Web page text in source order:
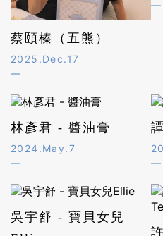
蔡頤榛（五熊）
2025.Dec.17
林彥君 - 醬油膏
2024.May.7
吳宇舒 - 寶貝女兒